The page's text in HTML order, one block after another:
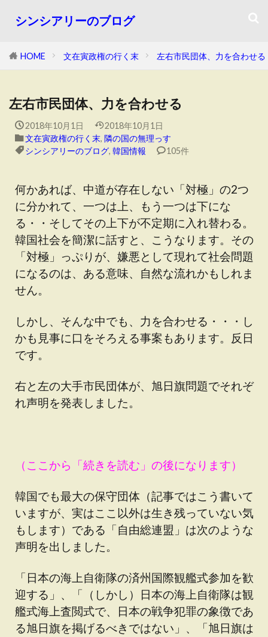
シンシアリーのブログ
HOME 文在寅政権の行く末 左右市民団体、力を合わせる
左右市民団体、力を合わせる
2018年10月1日
2018年10月1日
文在寅政権の行く末, 隣の国の無理っす
シンシアリーのブログ, 韓国情報 105件
何かあれば、中道が存在しない「対極」の2つ
に分かれて、一つは上、もう一つは下にな
る・・そしてその上下が不定期に入れ替わる。
韓国社会を簡潔に話すと、こうなります。その
「対極」っぷりが、嫌悪として現れて社会問題
になるのは、ある意味、自然な流れかもしれま
せん。
しかし、そんな中でも、力を合わせる・・・し
かも見事に口をそろえる事案もあります。反日
です。
右と左の大手市民団体が、旭日旗問題でそれぞ
れ声明を発表しました。
（ここから「続きを読む」の後になります）
韓国でも最大の保守団体（記事ではこう書いて
いますが、実はここ以外は生き残っていない気
もします）である「自由総連盟」は次のような
声明を出しました。
「日本の海上自衛隊の済州国際観艦式参加を歓
迎する」、「（しかし）日本の海上自衛隊は観
艦式海上査閲式で、日本の戦争犯罪の象徴であ
る旭日旗を掲げるべきではない」、「旭日旗は